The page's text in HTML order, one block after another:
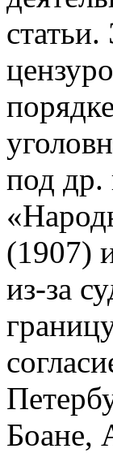
под др.
(1907)
из-за
Боане,